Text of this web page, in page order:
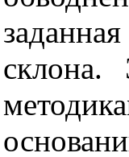
склона.